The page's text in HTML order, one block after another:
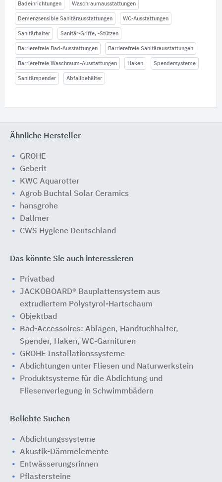
Badeinrichtungen Waschraumausstattungen
Demenzsensible Sanitärausstattungen WC-Ausstattungen
Sanitärhalter Sanitär-Griffe, -Stützen
Barrierefreie Bad-Ausstattungen Barrierefreie Sanitärausstattungen
Barrierefreie Waschraum-Ausstattungen Haken Spendersysteme
Sanitärspender Abfallbehälter
Ähnliche Hersteller
GROHE
Geberit
KWC Aquarotter
Agrob Buchtal Solar Ceramics
hansgrohe
Dallmer
CWS Hygiene Deutschland
Das könnte Sie auch interessieren
Privatbad
JACKOBOARD® Bauplattensystem aus
extrudiertem Polystyrol-Hartschaum
Objektbad
Bad-Accessoires: Ablagen, Handtuchhalter,
Spender, Haken, WC-Garnituren
GROHE Installationssysteme
Abdichtungen unter Fliesen und Naturwerkstein
Produktsysteme für die Abdichtung und
Fliesenverlegung in Schwimmbädern
Beliebte Suchen
Abdichtungssysteme
Akustik-Dämmelemente
Entwässerungsrinnen
Pflastersteine